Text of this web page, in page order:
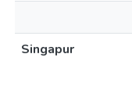
Singapur